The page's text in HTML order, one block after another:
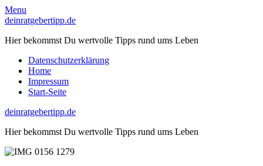
Skip
to
Menu
deinratgebertipp.de
Hier bekommst Du wertvolle Tipps rund ums Leben
Datenschutzerklärung
Home
Impressum
Start-Seite
deinratgebertipp.de
Hier bekommst Du wertvolle Tipps rund ums Leben